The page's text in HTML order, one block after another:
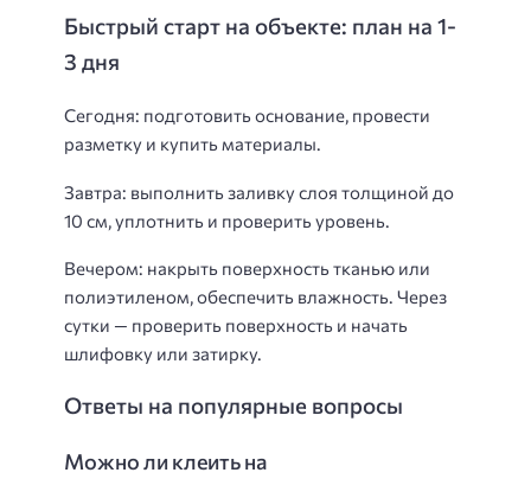
Быстрый старт на объекте: план на 1-
3 дня
Сегодня: подготовить основание, провести
разметку и купить материалы.
Завтра: выполнить заливку слоя толщиной до
10 см, уплотнить и проверить уровень.
Вечером: накрыть поверхность тканью или
полиэтиленом, обеспечить влажность. Через
сутки — проверить поверхность и начать
шлифовку или затирку.
Ответы на популярные вопросы
Можно ли клеить на